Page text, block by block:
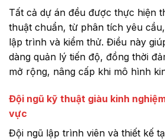
Tất cả dự án đều được thực hiện
thuật chuẩn, từ phân tích yêu
lập trình và kiểm thử. Điều này
dàng quản lý tiến độ, đồng thời
mở rộng, nâng cấp khi mô hình
Đội ngũ kỹ thuật giàu kinh
vực
Đội ngũ lập trình viên và thiết kế